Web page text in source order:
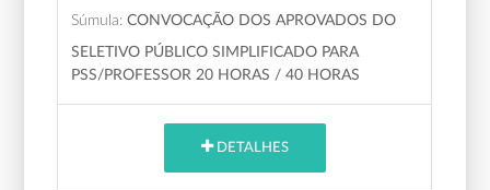
Súmula: CONVOCAÇÃO DOS APROVADOS DO
SELETIVO PÚBLICO SIMPLIFICADO PARA
PSS/PROFESSOR 20 HORAS / 40 HORAS
DETALHES